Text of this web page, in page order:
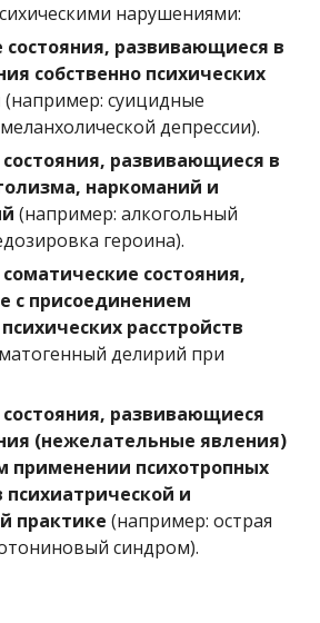
нарушениями:
развивающиеся в
собственно психических
(например: суицидные
депрессии).
развивающиеся в
наркоманий и
(например: алкогольный
героина).
состояния,
с присоединением
расстройств
делирий при
развивающиеся
(нежелательные явления)
применении психотропных
психиатрической и
практике (например: острая
синдром).